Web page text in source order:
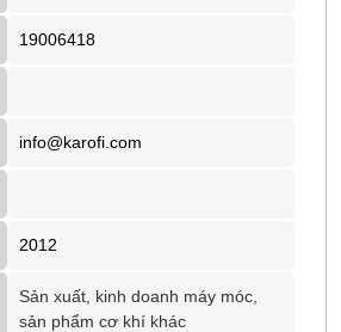
19006418
info@karofi.com
2012
Sản xuất, kinh doanh máy móc,
sản phẩm cơ khí khác